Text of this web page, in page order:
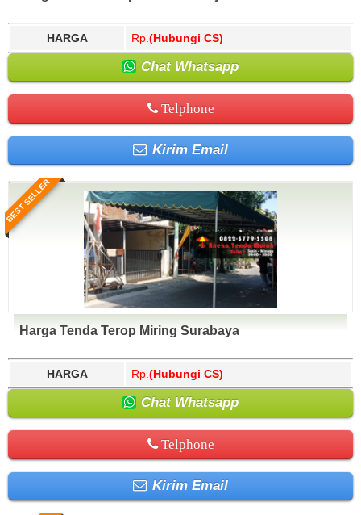
HARGA Rp. (Hubungi CS)
Chat Whatsapp
Telphone
Kirim Email
BEST SELLER
Harga Tenda Terop Miring Surabaya
HARGA Rp. (Hubungi CS)
Chat Whatsapp
Telphone
Kirim Email